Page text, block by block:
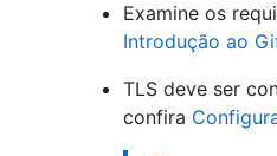
Examine os
Introdução ao
TLS deve ser
confira